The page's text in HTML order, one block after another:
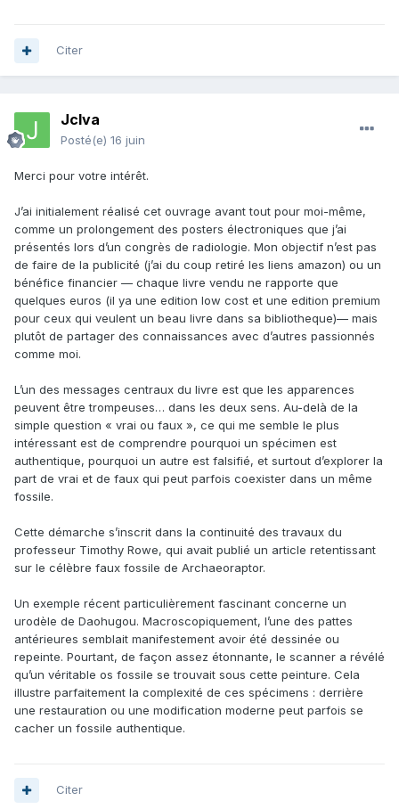
Citer
Jclva
Posté(e) 16 juin
Merci pour votre intérêt.
J’ai initialement réalisé cet ouvrage avant tout pour moi-même,
comme un prolongement des posters électroniques que j’ai
présentés lors d’un congrès de radiologie. Mon objectif n’est pas
de faire de la publicité (j’ai du coup retiré les liens amazon) ou un
bénéfice financier — chaque livre vendu ne rapporte que
quelques euros (il ya une edition low cost et une edition premium
pour ceux qui veulent un beau livre dans sa bibliotheque)— mais
plutôt de partager des connaissances avec d’autres passionnés
comme moi.
L’un des messages centraux du livre est que les apparences
peuvent être trompeuses… dans les deux sens. Au-delà de la
simple question « vrai ou faux », ce qui me semble le plus
intéressant est de comprendre pourquoi un spécimen est
authentique, pourquoi un autre est falsifié, et surtout d’explorer la
part de vrai et de faux qui peut parfois coexister dans un même
fossile.
Cette démarche s’inscrit dans la continuité des travaux du
professeur Timothy Rowe, qui avait publié un article retentissant
sur le célèbre faux fossile de Archaeoraptor.
Un exemple récent particulièrement fascinant concerne un
urodèle de Daohugou. Macroscopiquement, l’une des pattes
antérieures semblait manifestement avoir été dessinée ou
repeinte. Pourtant, de façon assez étonnante, le scanner a révélé
qu’un véritable os fossile se trouvait sous cette peinture. Cela
illustre parfaitement la complexité de ces spécimens : derrière
une restauration ou une modification moderne peut parfois se
cacher un fossile authentique.
Citer